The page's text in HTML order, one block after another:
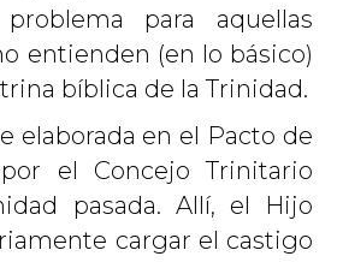
para aquellas
entienden (en lo básico)
bíblica de la Trinidad.
elaborada en el Pacto de
el Concejo Trinitario
pasada. Allí, el Hijo
cargar el castigo